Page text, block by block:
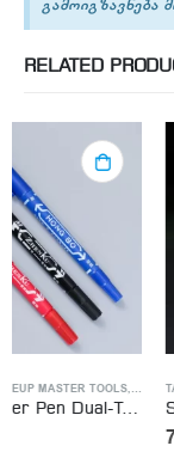
გამოიგზავნება
RELATED
MASTER SUPPLIES
TATTOO MASTER
Stencil Stuff USA